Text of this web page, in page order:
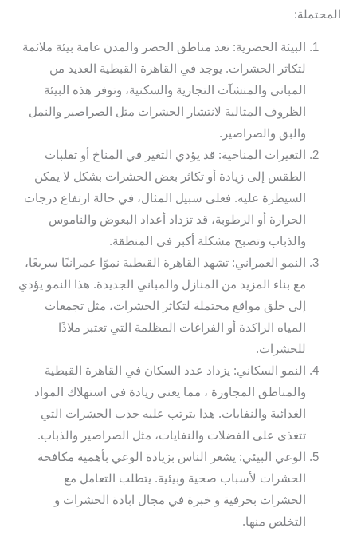
المحتملة:
البيئة الحضرية: تعد مناطق الحضر والمدن عامة بيئة ملائمة
لتكاثر الحشرات. يوجد في القاهرة القبطية العديد من
المباني والمنشآت التجارية والسكنية، وتوفر هذه البيئة
الظروف المثالية لانتشار الحشرات مثل الصراصير والنمل
والبق والصراصير.
التغيرات المناخية: قد يؤدي التغير في المناخ أو تقلبات
الطقس إلى زيادة أو تكاثر بعض الحشرات بشكل لا يمكن
السيطرة عليه. فعلى سبيل المثال، في حالة ارتفاع درجات
الحرارة أو الرطوبة، قد تزداد أعداد البعوض والناموس
والذباب وتصبح مشكلة أكبر في المنطقة.
النمو العمراني: تشهد القاهرة القبطية نموًا عمرانيًا سريعًا،
مع بناء المزيد من المنازل والمباني الجديدة. هذا النمو يؤدي
إلى خلق مواقع محتملة لتكاثر الحشرات، مثل تجمعات
المياه الراكدة أو الفراغات المظلمة التي تعتبر ملاذًا
للحشرات.
النمو السكاني: يزداد عدد السكان في القاهرة القبطية
والمناطق المجاورة ، مما يعني زيادة في استهلاك المواد
الغذائية والنفايات. هذا يترتب عليه جذب الحشرات التي
تتغذى على الفضلات والنفايات، مثل الصراصير والذباب.
الوعي البيئي: يشعر الناس بزيادة الوعي بأهمية مكافحة
الحشرات لأسباب صحية وبيئية. يتطلب التعامل مع
الحشرات بحرفية و خبرة في مجال ابادة الحشرات و
التخلص منها.